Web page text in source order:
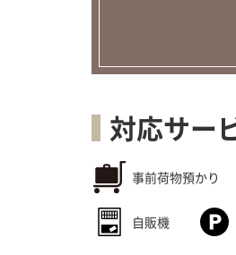
対応サー
事前荷物預かり
自販機